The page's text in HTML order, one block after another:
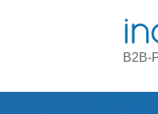
B2B-